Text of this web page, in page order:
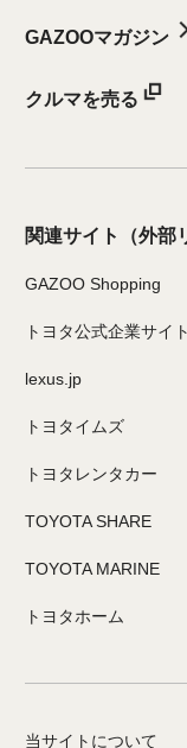
GAZOOマガジン
クルマを売る
関連サイト （外部
GAZOO Shopping
トヨタ公式企業サイト
lexus.jp
トヨタイムズ
トヨタレンタカー
TOYOTA SHARE
TOYOTA MARINE
トヨタホーム
当サイトについて